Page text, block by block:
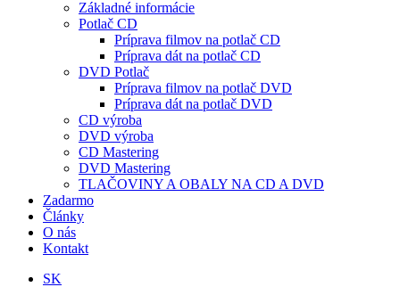
Základné informácie
Potlač CD
Príprava filmov na potlač CD
Príprava dát na potlač CD
DVD Potlač
Príprava filmov na potlač DVD
Príprava dát na potlač DVD
CD výroba
DVD výroba
CD Mastering
DVD Mastering
TLAČOVINY A OBALY NA CD A DVD
Zadarmo
Články
O nás
Kontakt
SK